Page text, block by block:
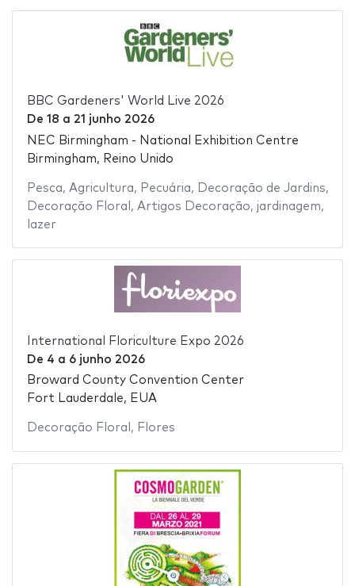
BBC Gardeners' World Live 2026
De 18 a 21 junho 2026
NEC Birmingham - National Exhibition Centre
Birmingham, Reino Unido
Pesca, Agricultura, Pecuária, Decoração de Jardins,
Decoração Floral , Artigos Decoração, jardinagem,
lazer
International Floriculture Expo 2026
De 4 a 6 junho 2026
Broward County Convention Center
Fort Lauderdale, EUA
Decoração Floral , Flores